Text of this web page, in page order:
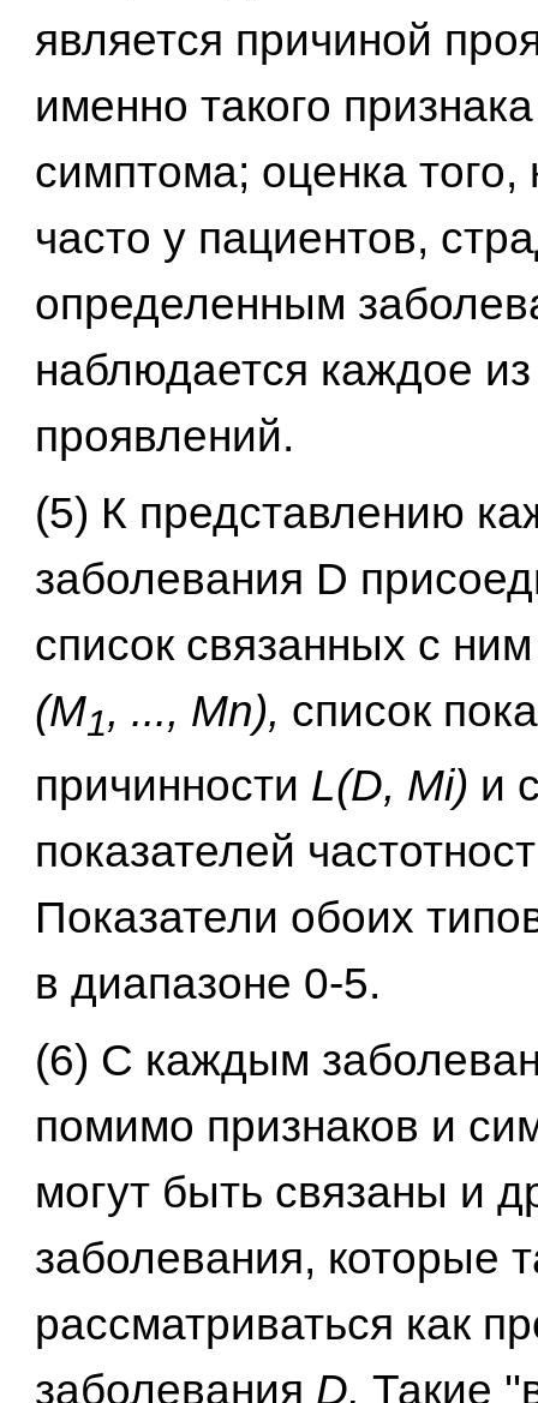
является причиной
именно такого
симптома; оценка того,
часто у пациентов,
определенным
наблюдается каждое
проявлений.
(5) К представлению
заболевания D
список связанных с
(M1, ..., Мn), список
причинности L(D, Mi) и
показателей
Показатели обоих
в диапазоне 0-5.
(6) С каждым
помимо признаков и
могут быть связаны и
заболевания, которые
рассматриваться как
заболевания D. Такие